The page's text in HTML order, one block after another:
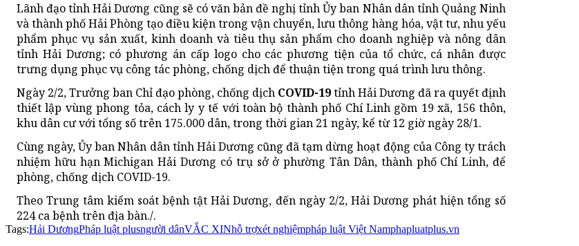
Lãnh đạo tỉnh Hải Dương cũng sẽ có văn bản đề nghị tỉnh Ủy ban Nhân dân tỉnh Quảng Ninh
và thành phố Hải Phòng tạo điều kiện trong vận chuyển, lưu thông hàng hóa, vật tư, nhu yếu
phẩm phục vụ sản xuất, kinh doanh và tiêu thụ sản phẩm cho doanh nghiệp và nông dân
tỉnh Hải Dương; có phương án cấp logo cho các phương tiện của tổ chức, cá nhân được
trưng dụng phục vụ công tác phòng, chống dịch để thuận tiện trong quá trình lưu thông.
Ngày 2/2, Trưởng ban Chỉ đạo phòng, chống dịch COVID-19tỉnh Hải Dương đã ra quyết định
thiết lập vùng phong tỏa, cách ly y tế với toàn bộ thành phố Chí Linh gồm 19 xã, 156 thôn,
khu dân cư với tổng số trên 175.000 dân, trong thời gian 21 ngày, kể từ 12 giờ ngày 28/1.
Cùng ngày, Ủy ban Nhân dân tỉnh Hải Dương cũng đã tạm dừng hoạt động của Công ty trách
nhiệm hữu hạn Michigan Hải Dương có trụ sở ở phường Tân Dân, thành phố Chí Linh, để
phòng, chống dịch COVID-19.
Theo Trung tâm kiểm soát bệnh tật Hải Dương, đến ngày 2/2, Hải Dương phát hiện tổng số
224 ca bệnh trên địa bàn./.
Tags:Hải DươngPháp luật plusngười dânVẮC XINhỗ trợxét nghiệmpháp luật Việt Namphapluatplus.vn